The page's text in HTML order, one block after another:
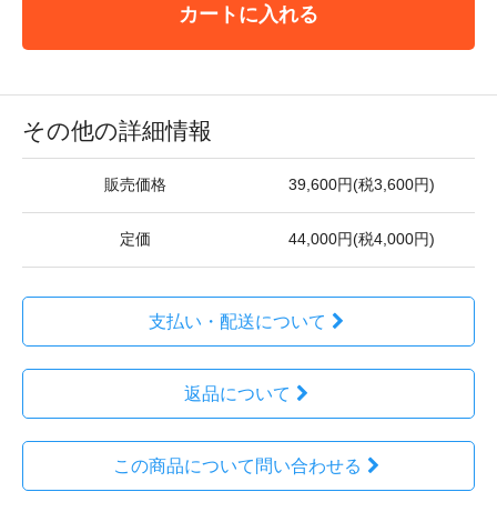
カートに入れる
その他の詳細情報
販売価格 39,600円(税3,600円)
定価 44,000円(税4,000円)
支払い・配送について
返品について
この商品について問い合わせる